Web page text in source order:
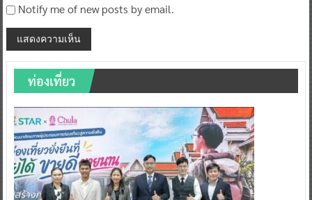
Notify me of new posts by email.
ท่องเที่ยว